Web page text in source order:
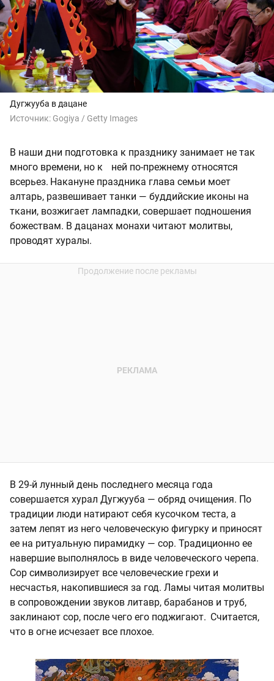
Дугжууба в дацане
Источник: Gogiya / Getty Images
В наши дни подготовка к празднику занимает не так
много времени, но к ней по-прежнему относятся
всерьез. Накануне праздника глава семьи моет
алтарь, развешивает танки — буддийские иконы на
ткани, возжигает лампадки, совершает подношения
божествам. В дацанах монахи читают молитвы,
проводят хуралы.
В 29-й лунный день последнего месяца года
совершается хурал Дугжууба — обряд очищения. По
традиции люди натирают себя кусочком теста, а
затем лепят из него человеческую фигурку и приносят
ее на ритуальную пирамидку — сор. Традиционно ее
навершие выполнялось в виде человеческого черепа.
Сор символизирует все человеческие грехи и
несчастья, накопившиеся за год. Ламы читая молитвы
в сопровождении звуков литавр, барабанов и труб,
заклинают сор, после чего его поджигают. Считается,
что в огне исчезает все плохое.